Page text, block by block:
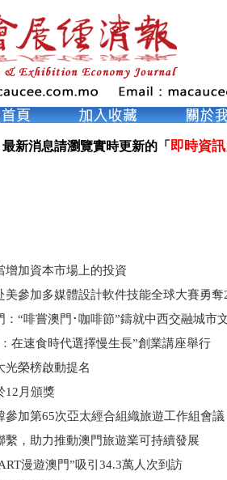
新消息請瀏覽實時更新的「 即時資訊
增加資本市場上的投資
美參加多媒體設計軟件技能全球大賽勇奪
：“啡嘗澳門･咖啡節”鑄就中西交融城市
在速食時代選擇慢生長”創業講座舉行
光榮榜啟動提名
12月頒獎
參加第65次亞太經合組織旅遊工作組會議
繫，助力推動澳門旅遊業可持續發展
漫遊澳門”吸引34.3萬人次到訪